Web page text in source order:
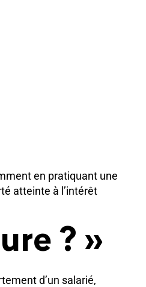
en pratiquant une
atteinte à l’intérêt
? »
d’un salarié,